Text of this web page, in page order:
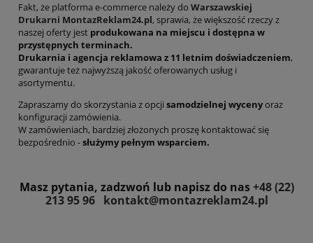
Fakt, że platforma e-commerce należy do Warszawskiej
Drukarni MontazReklam24.pl, sprawia, że większość rzeczy z
naszej oferty jest produkowana na miejscu i dostępna w
przystępnych terminach.
Drukarnia i agencja reklamowa z 11 letnim doświadczeniem,
gwarantuje też najwyższą jakość oferowanych usług i
asortymentu.
Zapraszamy do skorzystania z opcji samodzielnej wycenyoraz
konfiguracji zamówienia.
W zamówieniach, bardziej złożonych proszę kontaktować się
bezpośrednio -służymy pełnym wsparciem.
Masz pytania, zadzwoń lub napisz do nas+48 (22)
213 95 96
kontakt@montazreklam24.pl